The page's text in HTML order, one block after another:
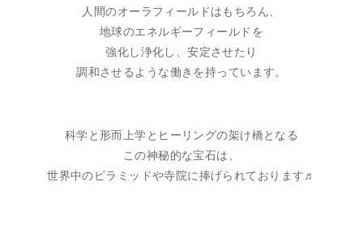
人間のオーラフィールドはもちろん、
地球のエネルギーフィールドを
強化し浄化し、安定させたり
調和させるような働きを持っています。
科学と形而上学とヒーリングの架け橋となる
この神秘的な宝石は、
世界中のピラミッドや寺院に捧げられております♬